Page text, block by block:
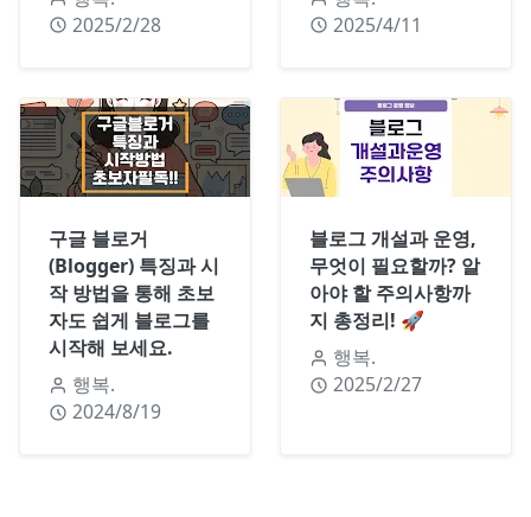
2025/2/28
2025/4/11
구글 블로거
(Blogger) 특징과 시
작 방법을 통해 초보
자도 쉽게 블로그를
시작해 보세요.
행복.
2024/8/19
블로그 개설과 운영,
무엇이 필요할까? 알
아야 할 주의사항까
지 총정리! 🚀
행복.
2025/2/27